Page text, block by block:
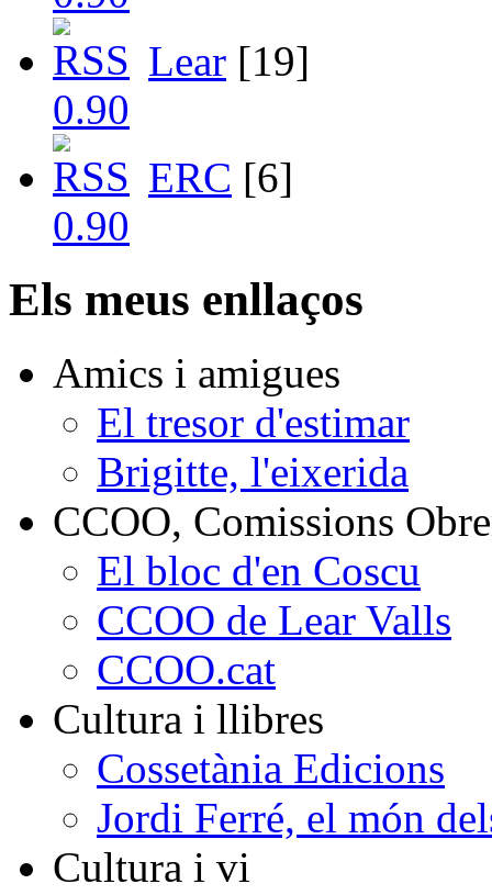
Lear [19]
ERC [6]
Els meus enllaços
Amics i amigues
El tresor d'estimar
Brigitte, l'eixerida
CCOO, Comissions
El bloc d'en Coscu
CCOO de Lear Valls
CCOO.cat
Cultura i llibres
Cossetània Edicions
Jordi Ferré, el món
Cultura i vi